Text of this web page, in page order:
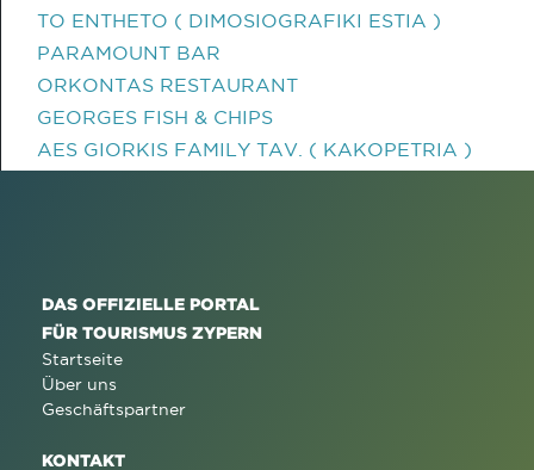
TO ENTHETO ( DIMOSIOGRAFIKI ESTIA )
PARAMOUNT BAR
ORKONTAS RESTAURANT
GEORGES FISH & CHIPS
AES GIORKIS FAMILY TAV. ( KAKOPETRIA )
DAS OFFIZIELLE PORTAL
FÜR TOURISMUS ZYPERN
Startseite
Über uns
Geschäftspartner
KONTAKT